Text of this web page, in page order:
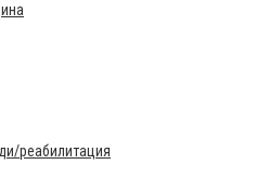
реабилитация